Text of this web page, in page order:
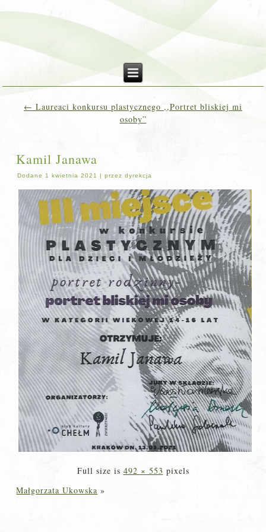
← Laureaci konkursu plastycznego ,,Portret bliskiej mi
osoby”
Kamil Janawa
Dodane 1 kwietnia 2021 |przez dyrekcja
Full size is 492 × 553 pixels
Małgorzata Ukowska »